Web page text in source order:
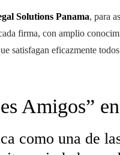
Solutions Panama, para
firma, con amplio
satisfagan eficazmente
Amigos”
como una de